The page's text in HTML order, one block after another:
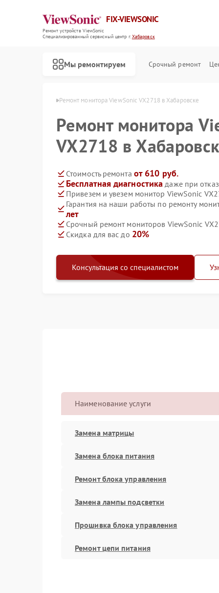
FIX-VIEWSONIC
Ремонт устройств ViewSonic
Специализированный cервисный центр г.Хабаровск
Мы ремонтируем Срочный ремонт
Ремонт монитора ViewSonic VX2718 в Хабаровске
Ремонт монитора
VX2718 в
Стоимость ремонта от 610 руб.
Бесплатная диагностика даже при
Привезем и увезем монитор ViewSonic
Гарантия на наши работы по ремонту
лет
Срочный ремонт мониторов ViewSonic
Скидка для вас до 20%
Консультация со специалистом
Наименование услуги
Замена матрицы
Замена блока питания
Ремонт блока управления
Замена лампы подсветки
Прошивка блока управления
Ремонт цепи питания